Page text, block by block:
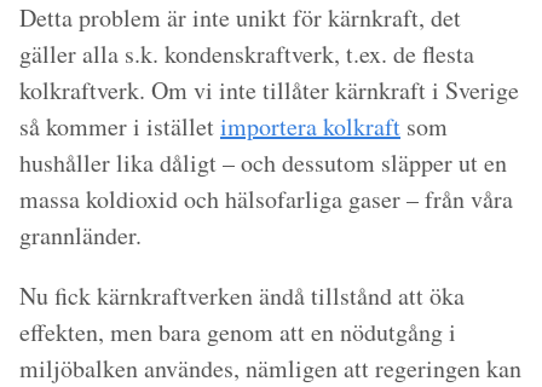
Detta problem är inte unikt för kärnkraft, det
gäller alla s.k. kondenskraftverk, t.ex. de flesta
kolkraftverk. Om vi inte tillåter kärnkraft i Sverige
så kommer i iställetimportera kolkraft som
hushåller lika dåligt – och dessutom släpper ut en
massa koldioxid och hälsofarliga gaser – från våra
grannländer.
Nu fick kärnkraftverken ändå tillstånd att öka
effekten, men bara genom att en nödutgång i
miljöbalken användes, nämligen att regeringen kan